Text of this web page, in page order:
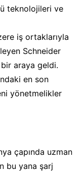
teknolojileri ve
iş ortaklarıyla
Schneider
araya geldi.
en son
yönetmelikler
çapında uzman
bu yana şarj